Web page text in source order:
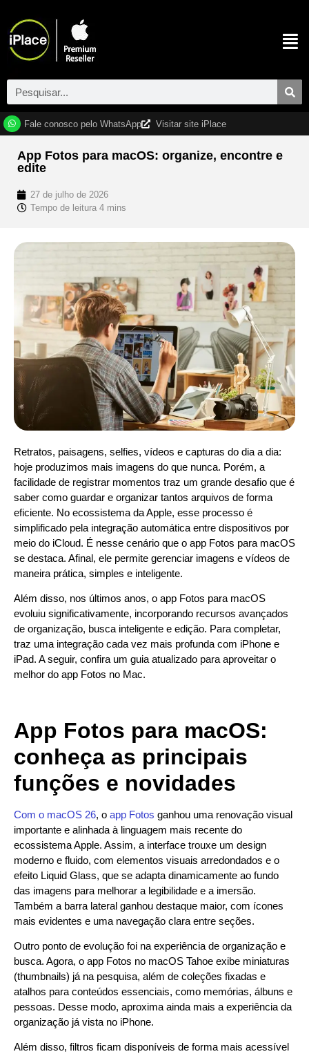
Fale conosco pelo WhatsApp Visitar site iPlace
App Fotos para macOS: organize, encontre e
edite
27 de julho de 2026
Retratos, paisagens, selfies, vídeos e capturas do dia a dia:
hoje produzimos mais imagens do que nunca. Porém, a
facilidade de registrar momentos traz um grande desafio que é
saber como guardar e organizar tantos arquivos de forma
eficiente. No ecossistema da Apple, esse processo é
simplificado pela integração automática entre dispositivos por
meio do iCloud. É nesse cenário que o app Fotos para macOS
se destaca. Afinal, ele permite gerenciar imagens e vídeos de
maneira prática, simples e inteligente.
Além disso, nos últimos anos, o app Fotos para macOS
evoluiu significativamente, incorporando recursos avançados
de organização, busca inteligente e edição. Para completar,
traz uma integração cada vez mais profunda com iPhone e
iPad. A seguir, confira um guia atualizado para aproveitar o
melhor do app Fotos no Mac.
App Fotos para macOS:
conheça as principais
funções e novidades
Com o macOS 26, o app Fotos ganhou uma renovação visual
importante e alinhada à linguagem mais recente do
ecossistema Apple. Assim, a interface trouxe um design
moderno e fluido, com elementos visuais arredondados e o
efeito Liquid Glass, que se adapta dinamicamente ao fundo
das imagens para melhorar a legibilidade e a imersão.
Também a barra lateral ganhou destaque maior, com ícones
mais evidentes e uma navegação clara entre seções.
Outro ponto de evolução foi na experiência de organização e
busca. Agora, o app Fotos no macOS Tahoe exibe miniaturas
(thumbnails) já na pesquisa, além de coleções fixadas e
atalhos para conteúdos essenciais, como memórias, álbuns e
pessoas. Desse modo, aproxima ainda mais a experiência da
organização já vista no iPhone.
Além disso, filtros ficam disponíveis de forma mais acessível